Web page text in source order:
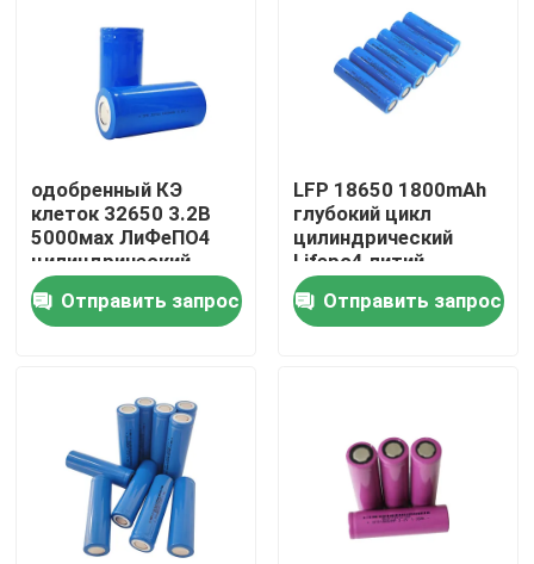
Главная страница
Продукция
VR - шоу
О Компании
Наша фабрика
одобренный КЭ
клеток 32650 3.2В
5000мах ЛиФеПО4
цилиндрический
Отправить запрос
LFP 18650 1800mAh
глубокий цикл
цилиндрический
Lifepo4 литий
фосфатный
аккумулятор 18650
1.8Ah 3.2v
Отправить запрос